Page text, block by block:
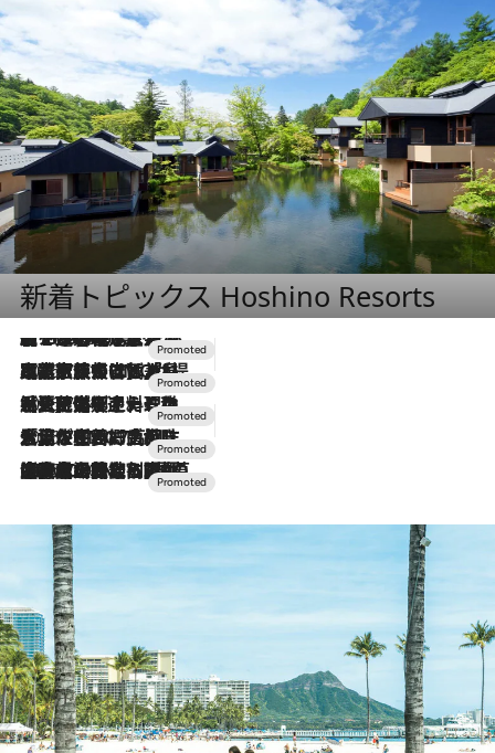
新着トピックス Hoshino Resorts
2026.8.7
【トンボの足水浴】ヒノキの香りに包まれて涼感マックス！約13℃の湧水かけ流しを避暑地「星野温泉 トンボの湯」で体験
2026.7.31
【ホテル帰省】という選択肢をOMOが提案。家族とほどよい距離を保つには「昼は実家、夜は気兼ねなくホテルで！」
2026.7.24
【夏限定ディナーコース】旬を迎える稚鮎や花ズッキーニなどをイタリア・トスカーナの郷土料理の手法で満喫！
2026.7.17
「土佐和ハーブかき氷」がOMO7高知に登場！生姜、山椒、大葉など目にも舌にも涼を呼ぶ郷土の味
2026.7.10
NEW OPEN！【界 草津】名湯の地に誕生。趣の異なる2種の温泉と上州ならではの会席・蕎麦割烹など美食を味わう究極の癒やし旅